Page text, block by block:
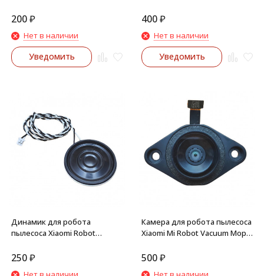
200₽
Нет в наличии
Уведомить
400₽
Нет в наличии
Уведомить
Динамик для робота
пылесоса Xiaomi Robot
250₽
Камера для робота пылесоса
Xiaomi Mi Robot Vacuum Mop 2
500₽